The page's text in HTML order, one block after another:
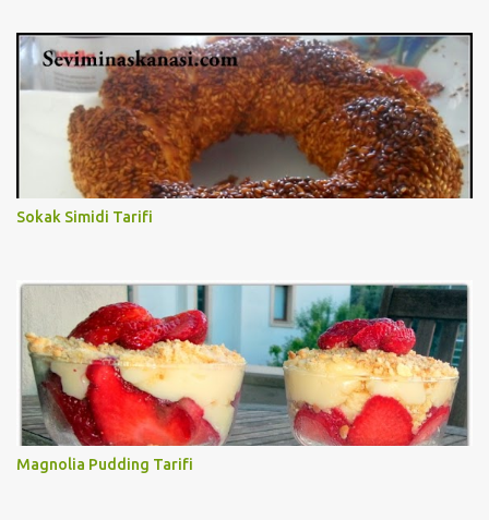
Sokak Simidi Tarifi
Magnolia Pudding Tarifi